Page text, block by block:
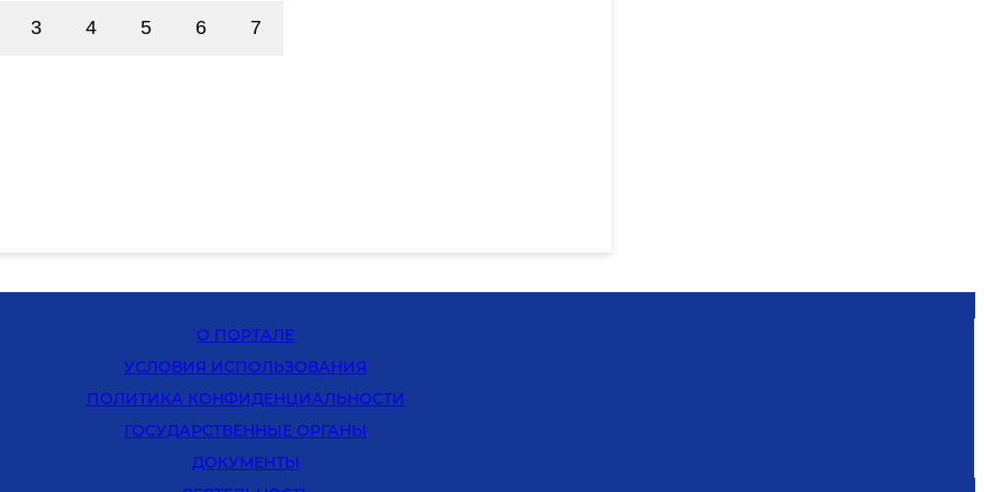
3 4 5 6 7
О ПОРТАЛЕ
УСЛОВИЯ ИСПОЛЬЗОВАНИЯ
ПОЛИТИКА КОНФИДЕНЦИАЛЬНОСТИ
ГОСУДАРСТВЕННЫЕ ОРГАНЫ
ДОКУМЕНТЫ